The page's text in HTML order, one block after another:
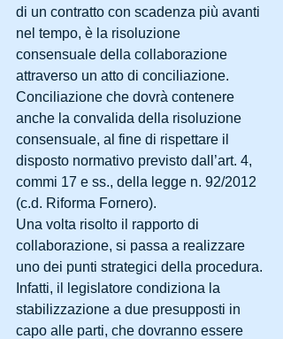
di un contratto con scadenza più avanti
nel tempo, è la risoluzione
consensuale della collaborazione
attraverso un atto di conciliazione.
Conciliazione che dovrà contenere
anche la convalida della risoluzione
consensuale, al fine di rispettare il
disposto normativo previsto dall’art. 4,
commi 17 e ss., della legge n. 92/2012
(c.d. Riforma Fornero).
Una volta risolto il rapporto di
collaborazione, si passa a realizzare
uno dei punti strategici della procedura.
Infatti, il legislatore condiziona la
stabilizzazione a due presupposti in
capo alle parti, che dovranno essere